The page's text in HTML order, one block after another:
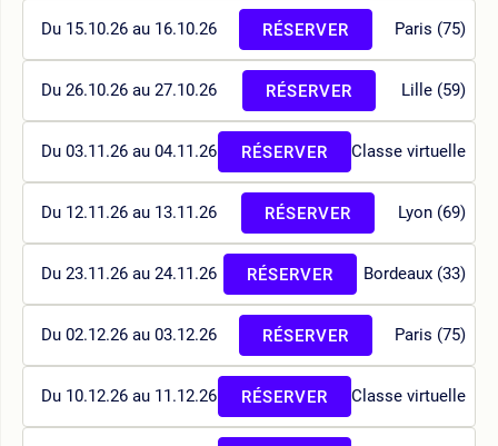
Du 15.10.26 au 16.10.26 Paris (75)
RÉSERVER
Du 26.10.26 au 27.10.26 Lille (59)
RÉSERVER
Du 03.11.26 au 04.11.26 Classe virtuelle
RÉSERVER
Du 12.11.26 au 13.11.26 Lyon (69)
RÉSERVER
Du 23.11.26 au 24.11.26 Bordeaux (33)
RÉSERVER
Du 02.12.26 au 03.12.26 Paris (75)
RÉSERVER
Du 10.12.26 au 11.12.26 Classe virtuelle
RÉSERVER